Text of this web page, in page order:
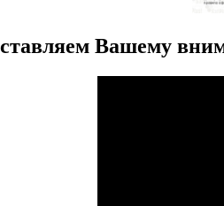
Вашему